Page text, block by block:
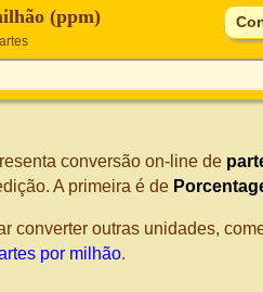
(ppm)
conversão on-line de
A primeira é de
converter outras unidades,
por milhão.